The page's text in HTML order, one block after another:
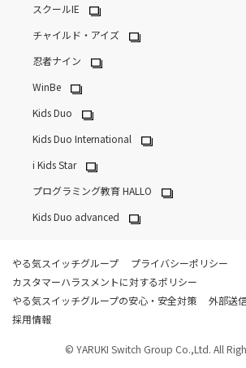
スクールIE
チャイルド・アイズ
忍者ナイン
WinBe
Kids Duo
Kids Duo International
i Kids Star
プログラミング教育 HALLO
Kids Duo advanced
やる気スイッチグループ
プライバシーポリシー
カスタマーハラスメントに対するポリシー
やる気スイッチグループの安心・安全対策
外部送
採用情報
© YARUKI Switch Group Co.,Ltd. All